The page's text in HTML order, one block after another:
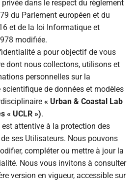
du
des
dans le respect du règlement
du Parlement européen et du
et de la loi Informatique et
modifiée.
a pour objectif de vous
dont nous collectons, utilisons et
personnelles sur la
de données et modèles
« Urban & Coastal Lab
« UCLR »).
est attentive à la protection des
ses Utilisateurs. Nous pouvons
compléter ou mettre à jour la
Nous vous invitons à consulter
version en vigueur, accessible sur